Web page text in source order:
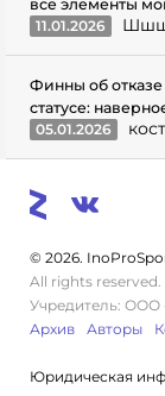
все элементы
11.01.2026
Финны об
статусе:
05.01.2026
© 2026.
All rights reserved.
Учредитель: ООО
Архив
Авторы
Юридическая